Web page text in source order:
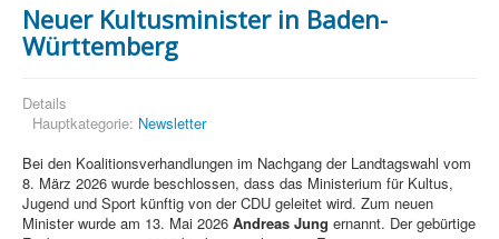
Neuer Kultusminister in Baden-
Württemberg
Details
Hauptkategorie: Newsletter
Bei den Koalitionsverhandlungen im Nachgang der Landtagswahl vom
8. März 2026 wurde beschlossen, dass das Ministerium für Kultus,
Jugend und Sport künftig von der CDU geleitet wird. Zum neuen
Minister wurde am 13. Mai 2026 Andreas Jung ernannt. Der gebürtige